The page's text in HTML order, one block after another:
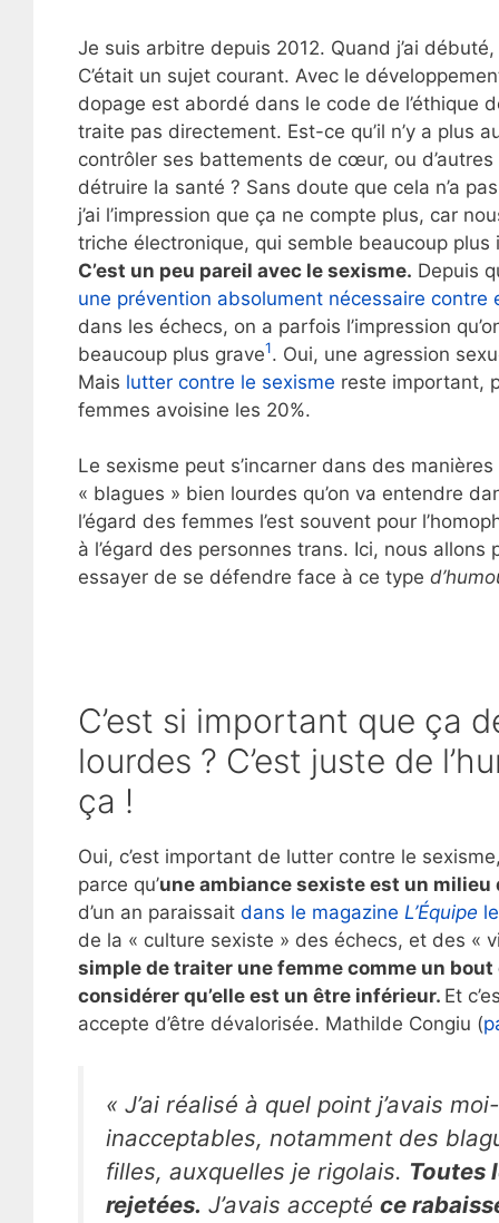
Je suis arbitre depuis 2012. Quand j’ai
C’était un sujet courant. Avec le
dopage est abordé dans le code de l’éthique
traite pas directement. Est-ce qu’il n’y a plus
contrôler ses battements de cœur, ou
détruire la santé ? Sans doute que cela n’a
j’ai l’impression que ça ne compte plus, car
triche électronique, qui semble beaucoup plus
C’est un peu pareil avec le sexisme. Depuis
une prévention absolument nécessaire contre
dans les échecs, on a parfois l’impression
beaucoup plus grave1. Oui, une agression
Mais lutter contre le sexisme reste important,
femmes avoisine les 20%.
Le sexisme peut s’incarner dans des
« blagues » bien lourdes qu’on va entendre
l’égard des femmes l’est souvent pour
à l’égard des personnes trans. Ici, nous
essayer de se défendre face à ce type
C’est si important que ça
lourdes ? C’est juste de
ça !
Oui, c’est important de lutter contre le
parce qu’une ambiance sexiste est un
d’un an paraissait dans le magazine L’Équipe
de la « culture sexiste » des échecs, et des «
simple de traiter une femme comme un
considérer qu’elle est un être inférieur. Et
accepte d’être dévalorisée. Mathilde Congiu (
« J’ai réalisé à quel point j’avais
inacceptables, notamment des
filles, auxquelles je rigolais. Toutes
rejetées. J’avais accepté ce